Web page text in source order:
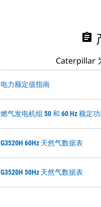
assignment
Caterpillar
电力额定值指南
燃气发电机组 50 和 60 Hz 额定
G3520H 60Hz 天然气数据表
G3520H 50Hz 天然气数据表